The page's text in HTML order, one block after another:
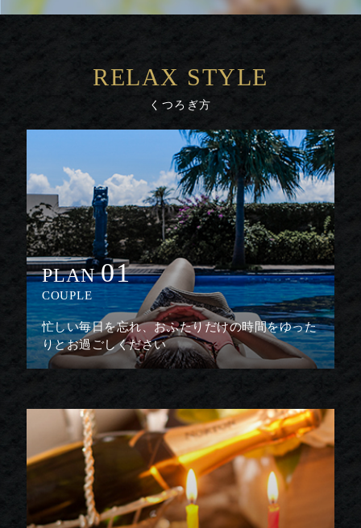
RELAX STYLE
くつろぎ方
PLAN 01
COUPLE
忙しい毎日を忘れ、おふたりだけの時間をゆった
りとお過ごしください